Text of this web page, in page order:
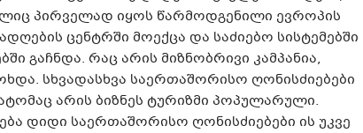
პირველად იყოს წარმოდგენილი ევროპის
ცენტრში მოექცა და საძიებო სისტემებში
გაჩნდა. რაც არის მიზნობრივი კამპანია,
სხვადასხვა საერთაშორისო ღონისძიებები
არის ბიზნეს ტურიზმი პოპულარული.
დიდი საერთაშორისო ღონისძიებები ის უკვე